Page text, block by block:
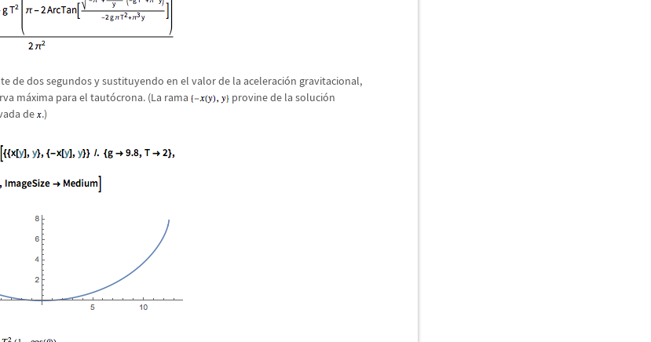
de dos segundos y sustituyendo en el valor de la aceleración gravitacional,
máxima para el tautócrona. (La rama provine de la solución
de .)